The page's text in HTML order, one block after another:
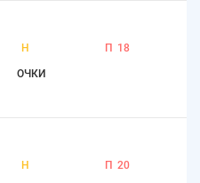
Н П 18
ОЧКИ
Н П 20